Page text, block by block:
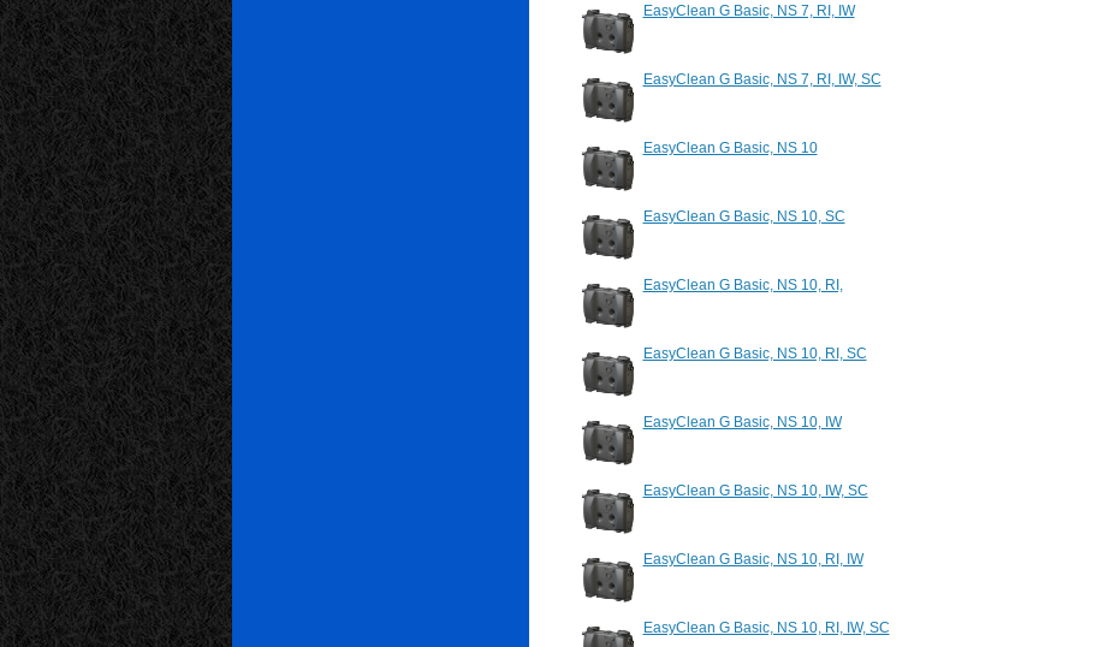
EasyClean G Basic, NS 7, RI, IW
EasyClean G Basic, NS 7, RI, IW, SC
EasyClean G Basic, NS 10
EasyClean G Basic, NS 10, SC
EasyClean G Basic, NS 10, RI,
EasyClean G Basic, NS 10, RI, SC
EasyClean G Basic, NS 10, IW
EasyClean G Basic, NS 10, IW, SC
EasyClean G Basic, NS 10, RI, IW
EasyClean G Basic, NS 10, RI, IW, SC